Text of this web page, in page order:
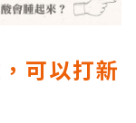
可以打新